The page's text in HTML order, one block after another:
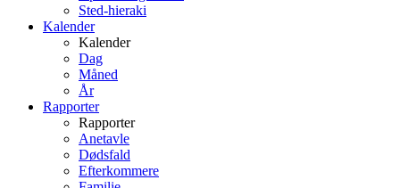
Sted-hieraki
Kalender
Kalender
Dag
Måned
År
Rapporter
Rapporter
Anetavle
Dødsfald
Efterkommere